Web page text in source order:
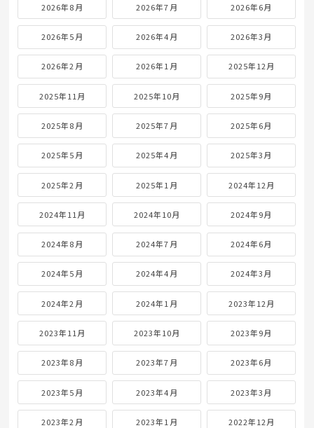
2026年8月 2026年7月 2026年6月
2026年5月 2026年4月 2026年3月
2026年2月 2026年1月 2025年12月
2025年11月 2025年10月 2025年9月
2025年8月 2025年7月 2025年6月
2025年5月 2025年4月 2025年3月
2025年2月 2025年1月 2024年12月
2024年11月 2024年10月 2024年9月
2024年8月 2024年7月 2024年6月
2024年5月 2024年4月 2024年3月
2024年2月 2024年1月 2023年12月
2023年11月 2023年10月 2023年9月
2023年8月 2023年7月 2023年6月
2023年5月 2023年4月 2023年3月
2023年2月 2023年1月 2022年12月